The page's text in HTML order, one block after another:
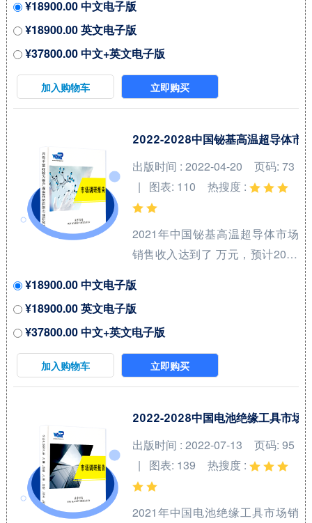
2025-2031期间年复合增长率
(CAGR)为 %。本研究项目旨在梳
理航空涡轮燃料和喷气燃料领域
产品系列，洞悉行业特点、市场
存量空间及增量空间，并结合市
喷气燃料领域内各类竞争者所处
Jet Fuel）和涡轮燃料（Turbine
Fuels）是用于飞机发动机的高性
能燃料，广泛应用于民用和军用
航空。航空喷气燃料是一种专门
为喷气式飞机设计的燃料，...
¥18900.00 中文电子版
¥18900.00 英文电子版
¥37800.00 中文+英文电子版
加入购物车 立即购买
2022-2028中国铋基高温超导体市
出版时间 : 2022-04-20
页码: 73
| 图表: 110
热搜度 :
2021年中国铋基高温超导体市场
销售收入达到了 万元，预计2028
间年复合增长率(CAGR)为 %。中
国市场核心厂商包括Bruker、
Sumitomo Electric Industries、
Fujikura Ltd.和American
Superconductor等，按收入计，
大约 %的市场份额。 从产品产品
重要地位，预计2028年份额将达
到 %。同时就应用来看，冶金业
在2021年份额大约...
¥18900.00 中文电子版
¥18900.00 英文电子版
¥37800.00 中文+英文电子版
加入购物车 立即购买
2022-2028中国电池绝缘工具市场
出版时间 : 2022-07-13
页码: 95
| 图表: 139
热搜度 :
2021年中国电池绝缘工具市场销